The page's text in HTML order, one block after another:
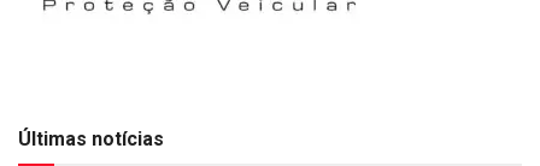
Últimas notícias